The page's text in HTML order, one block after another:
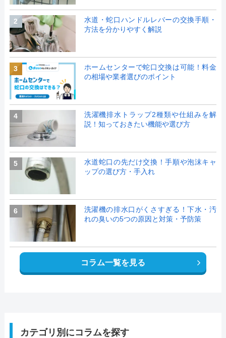
2
水道・蛇口ハンドルレバーの交換手順・
方法を分かりやすく解説
3
ホームセンターで蛇口交換は可能！料金
の相場や業者選びのポイント
4
洗濯機排水トラップ2種類や仕組みを解
説！知っておきたい機能や選び方
5
水道蛇口の先だけ交換！手順や泡沫キャ
ップの選び方・手入れ
6
洗濯機の排水口がくさすぎる！下水・汚
れの臭いの5つの原因と対策・予防策
コラム一覧を見る
カテゴリ別にコラムを探す